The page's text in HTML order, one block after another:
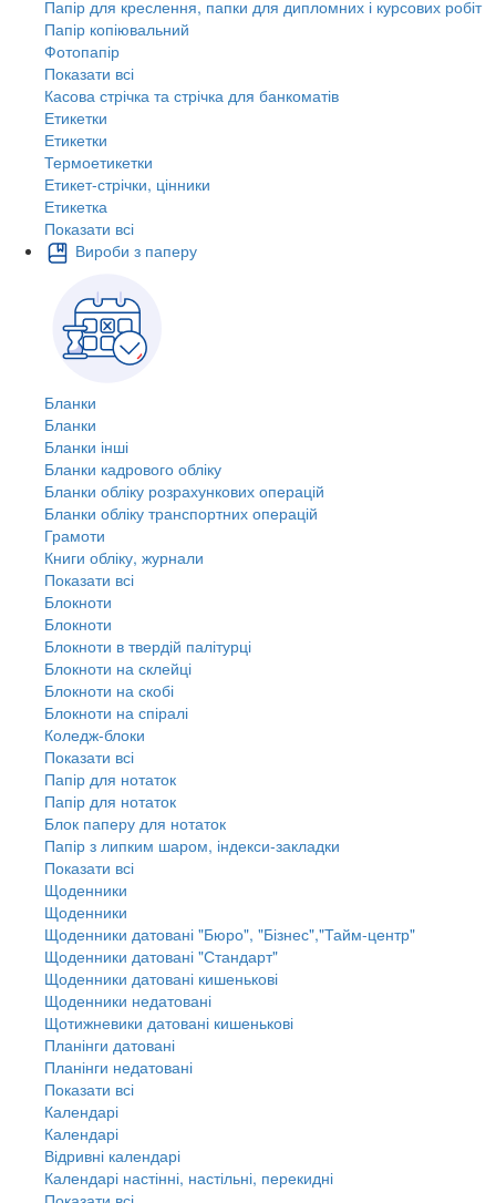
Папір для креслення, папки для дипломних і курсових робіт
Папір копіювальний
Фотопапір
Показати всі
Касова стрічка та стрічка для банкоматів
Етикетки
Етикетки
Термоетикетки
Етикет-стрічки, цінники
Етикетка
Показати всі
Вироби з паперу
Бланки
Бланки
Бланки інші
Бланки кадрового обліку
Бланки обліку розрахункових операцій
Бланки обліку транспортних операцій
Грамоти
Книги обліку, журнали
Показати всі
Блокноти
Блокноти
Блокноти в твердій палітурці
Блокноти на склейці
Блокноти на скобі
Блокноти на спіралі
Коледж-блоки
Показати всі
Папір для нотаток
Папір для нотаток
Блок паперу для нотаток
Папір з липким шаром, індекси-закладки
Показати всі
Щоденники
Щоденники
Щоденники датовані "Бюро", "Бізнес","Тайм-центр"
Щоденники датовані "Стандарт"
Щоденники датовані кишенькові
Щоденники недатовані
Щотижневики датовані кишенькові
Планінги датовані
Планінги недатовані
Показати всі
Календарі
Календарі
Відривні календарі
Календарі настінні, настільні, перекидні